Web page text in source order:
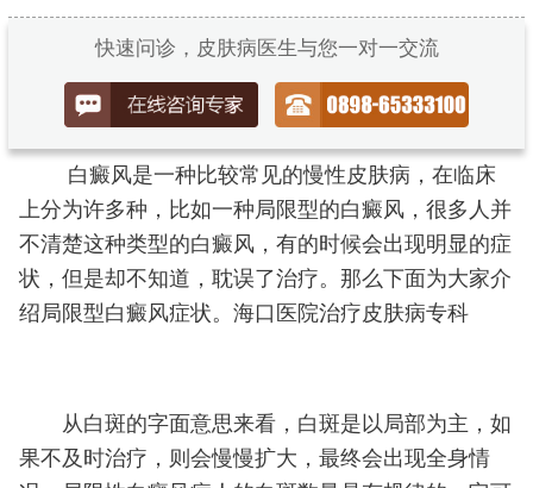
快速问诊，皮肤病医生与您一对一交流
白癜风是一种比较常见的慢性皮肤病，在临床
上分为许多种，比如一种局限型的白癜风，很多人并
不清楚这种类型的白癜风，有的时候会出现明显的症
状，但是却不知道，耽误了治疗。那么下面为大家介
绍局限型白癜风症状。海口医院治疗皮肤病专科
从白斑的字面意思来看，白斑是以局部为主，如
果不及时治疗，则会慢慢扩大，最终会出现全身情